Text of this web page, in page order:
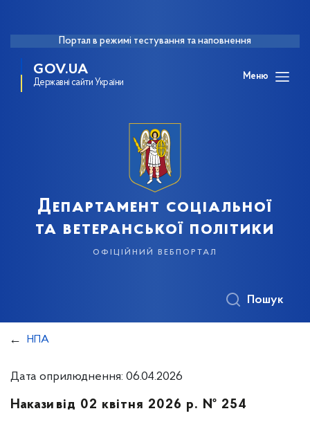
Портал в режимі тестування та наповнення
GOV.UA
Державні сайти України
Меню
Департамент соціальної
та ветеранської політики
офіційний вебпортал
Пошук
НПА
Дата оприлюднення: 06.04.2026
Накази від 02 квітня 2026 р. № 254